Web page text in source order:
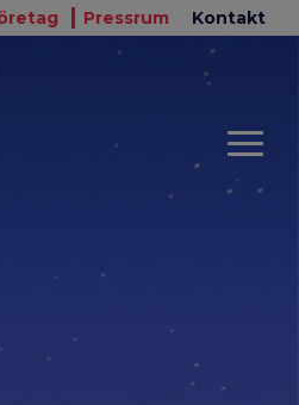
Pressrum Kontakt